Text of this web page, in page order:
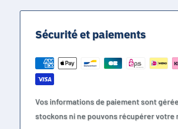
Batterie rechargeable GTF au format
DÉSIGNATIONS COMMERCIALES
16340
RCR123
RCR123A rechargeable
Sécurité et paiements
Vos informations de paiement sont
stockons ni ne pouvons récupérer votre